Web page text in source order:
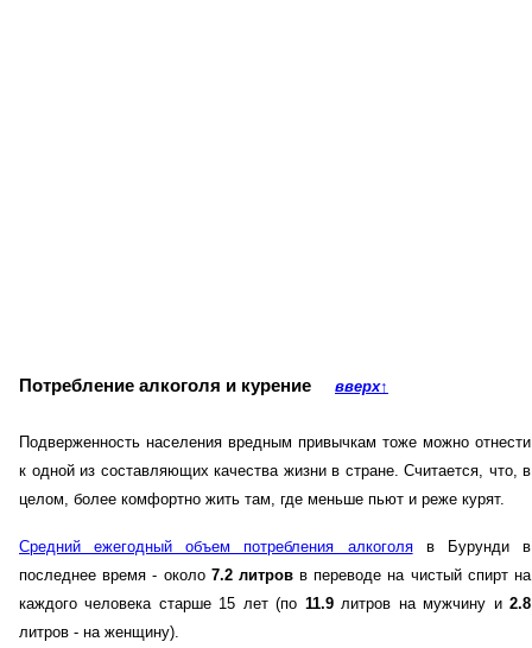
Потребление алкоголя и курение вверх↑
Подверженность населения вредным привычкам тоже можно отнести
к одной из составляющих качества жизни в стране. Считается, что, в
целом, более комфортно жить там, где меньше пьют и реже курят.
Средний ежегодный объем потребления алкоголяв Бурунди в
последнее время - около 7.2 литровв переводе на чистый спирт на
каждого человека старше 15 лет (по 11.9литров на мужчину и2.8
литров - на женщину).